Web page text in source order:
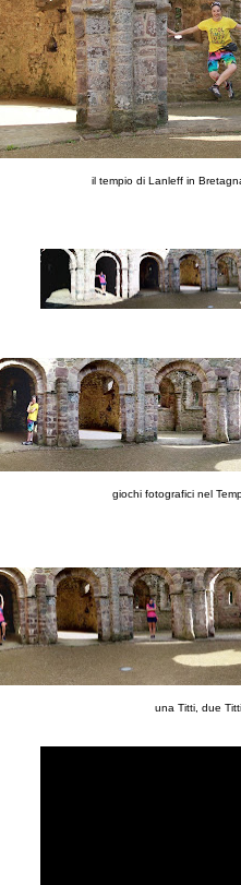
il tempio di Lanleff in
giochi fotografici nel
una Titti, due